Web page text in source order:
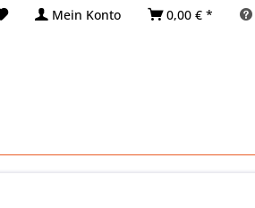
Mein Konto 0,00 € *